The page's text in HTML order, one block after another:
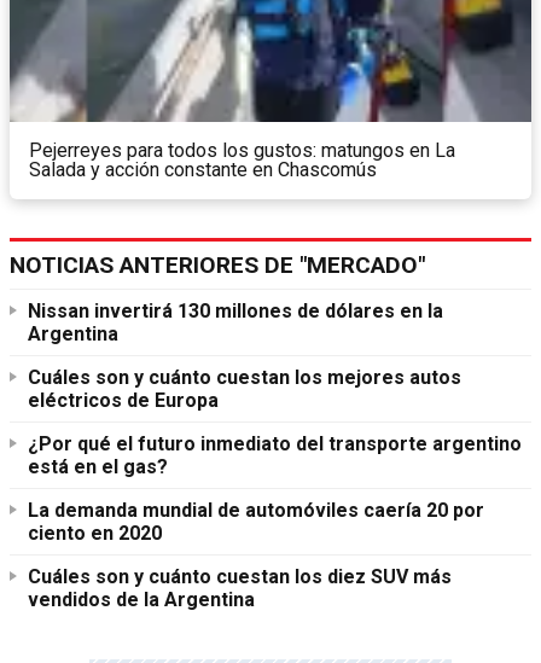
Pejerreyes para todos los gustos: matungos en La
Salada y acción constante en Chascomús
NOTICIAS ANTERIORES DE "MERCADO"
Nissan invertirá 130 millones de dólares en la
Argentina
Cuáles son y cuánto cuestan los mejores autos
eléctricos de Europa
¿Por qué el futuro inmediato del transporte argentino
está en el gas?
La demanda mundial de automóviles caería 20 por
ciento en 2020
Cuáles son y cuánto cuestan los diez SUV más
vendidos de la Argentina